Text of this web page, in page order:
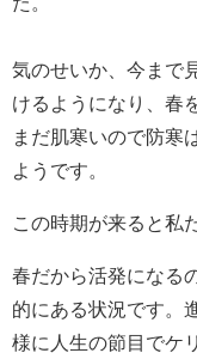
気のせいか、今まで
けるようになり、春
まだ肌寒いので防寒
ようです。
この時期が来ると私
春だから活発になる
的にある状況です。
様に人生の節目でケ